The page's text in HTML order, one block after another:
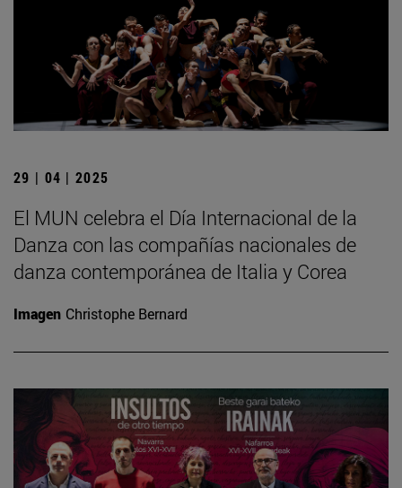
29 | 04 | 2025
El MUN celebra el Día Internacional de la
Danza con las compañías nacionales de
danza contemporánea de Italia y Corea
Imagen Christophe Bernard